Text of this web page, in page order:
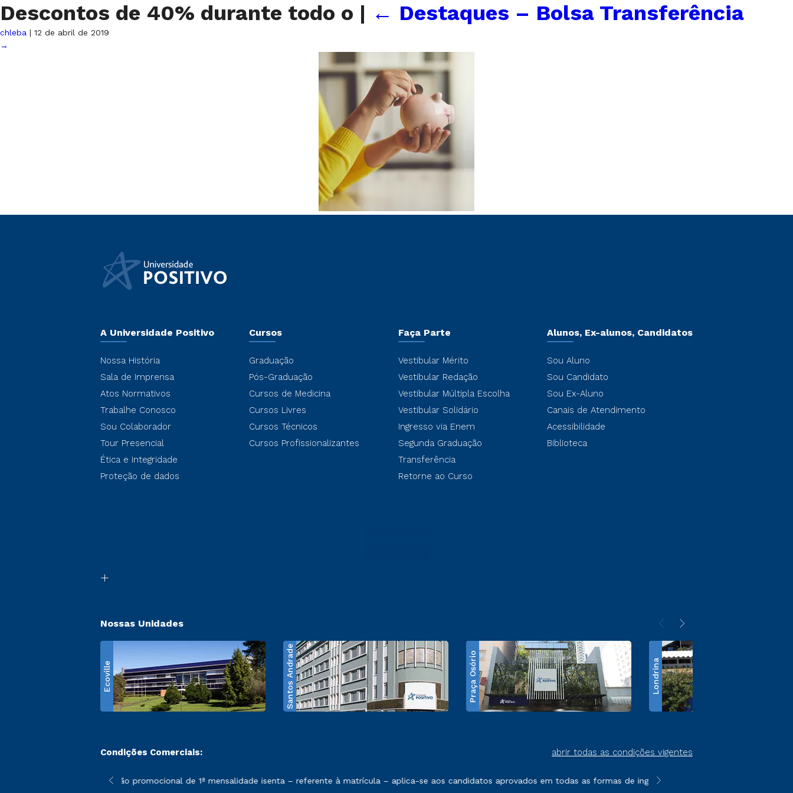
Descontos de 40% durante todo o | ← Destaques – Bolsa Transferência
chleba | 12 de abril de 2019
→
A Universidade Positivo
Nossa História
Sala de Imprensa
Atos Normativos
Trabalhe Conosco
Sou Colaborador
Tour Presencial
Ética e Integridade
Proteção de dados
Cursos
Graduação
Pós-Graduação
Cursos de Medicina
Cursos Livres
Cursos Técnicos
Cursos Profissionalizantes
Faça Parte
Vestibular Mérito
Vestibular Redação
Vestibular Múltipla Escolha
Vestibular Solidário
Ingresso via Enem
Segunda Graduação
Transferência
Retorne ao Curso
Alunos, Ex-alunos, Candidatos
Sou Aluno
Sou Candidato
Sou Ex-Aluno
Canais de Atendimento
Acessibilidade
Biblioteca
Nossas Unidades
Ecoville Santos Andrade Praça Osório Londrina
Condições Comerciais: abrir todas as condições vigentes
sofrer alterações nos períodos de rematrícula conforme exposto no contrato de prestação de serviços
*A condição promocional de 1ª mensalidade isenta – referente à matrícula – aplica-se aos candidatos aprovados em todas as formas de ingresso, exceto na prova on-line ou
**Semipresencial é um formato do